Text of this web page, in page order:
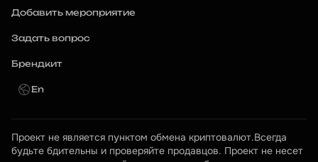
Добавить мероприятие
Задать вопрос
Брендкит
En
Проект не является пунктом обмена криптовалют.Всегда
будьте бдительны и проверяйте продавцов. Проект не несет